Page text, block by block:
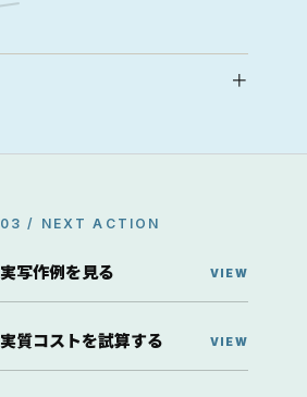
03 / NEXT ACTION
実写作例を見る
実質コストを試算する